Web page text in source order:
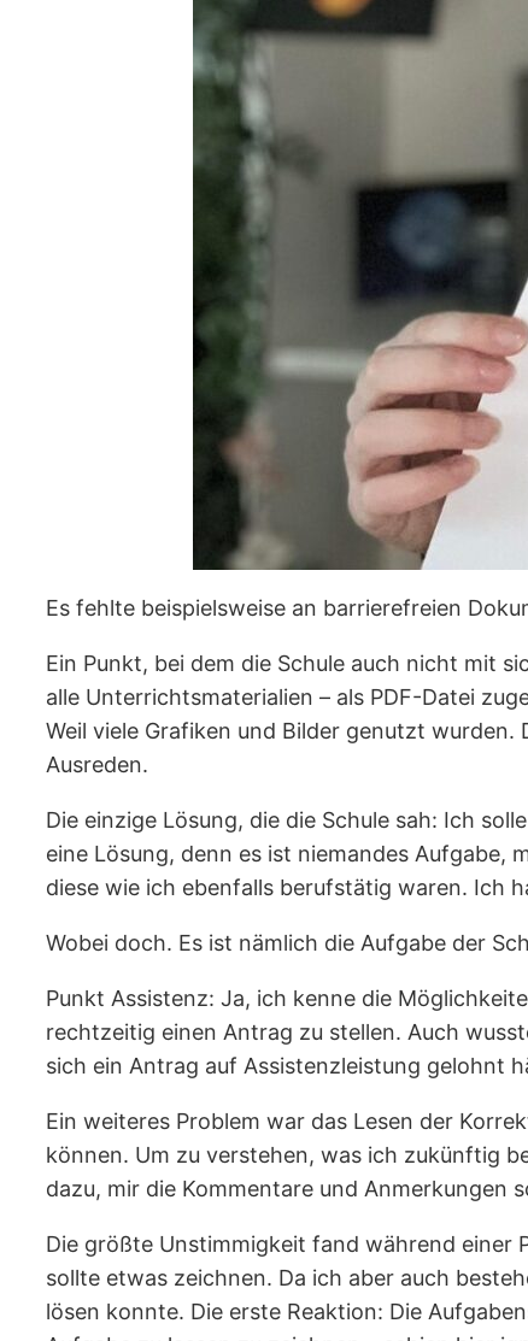
Es fehlte beispielsweise an barrierefreien
Ein Punkt, bei dem die Schule auch nicht mit
alle Unterrichtsmaterialien – als PDF-Datei
Weil viele Grafiken und Bilder genutzt
Ausreden.
Die einzige Lösung, die die Schule sah: Ich
eine Lösung, denn es ist niemandes Aufgabe,
diese wie ich ebenfalls berufstätig waren. Ich
Wobei doch. Es ist nämlich die Aufgabe der
Punkt Assistenz: Ja, ich kenne die
rechtzeitig einen Antrag zu stellen. Auch
sich ein Antrag auf Assistenzleistung gelohnt
Ein weiteres Problem war das Lesen der
können. Um zu verstehen, was ich zukünftig
dazu, mir die Kommentare und Anmerkungen
Die größte Unstimmigkeit fand während einer
sollte etwas zeichnen. Da ich aber auch
lösen konnte. Die erste Reaktion: Die